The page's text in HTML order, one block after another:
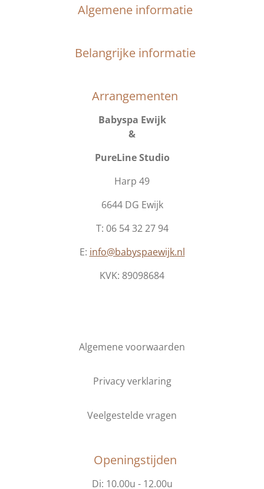
Algemene informatie
Belangrijke informatie
Arrangementen
Babyspa Ewijk
&
PureLine Studio
Harp 49
6644 DG Ewijk
T: 06 54 32 27 94
E: info@babyspaewijk.nl
KVK: 89098684
Algemene voorwaarden
Privacy verklaring
Veelgestelde vragen
Openingstijden
Di: 10.00u - 12.00u